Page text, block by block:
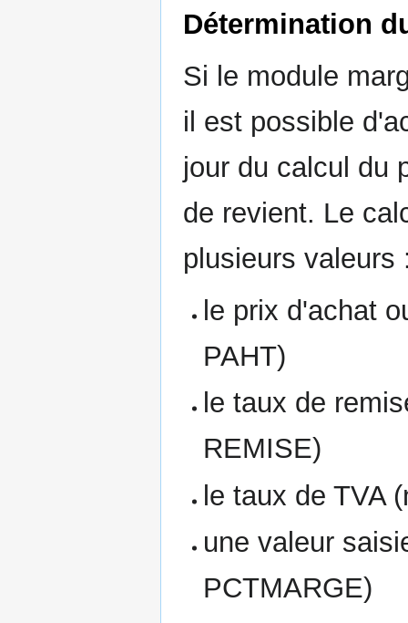
Détermination
Si le module
il est possible
jour du calcul du
de revient. Le
plusieurs valeurs
le prix d'achat
PAHT)
le taux de
REMISE)
le taux de TVA
une valeur
PCTMARGE)